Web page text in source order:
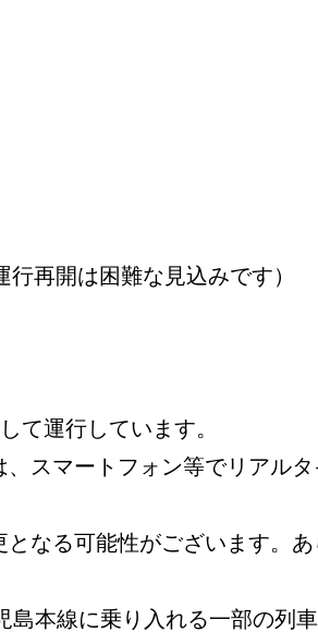
再開は困難な見込みです）
て運行しています。
スマートフォン等でリアル
なる可能性がございます。あ
本線に乗り入れる一部の列